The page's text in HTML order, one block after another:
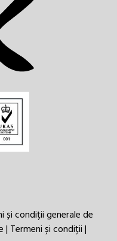
și condiții generale de
| Termeni și condiții|